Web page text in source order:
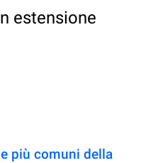
estensione
più comuni della